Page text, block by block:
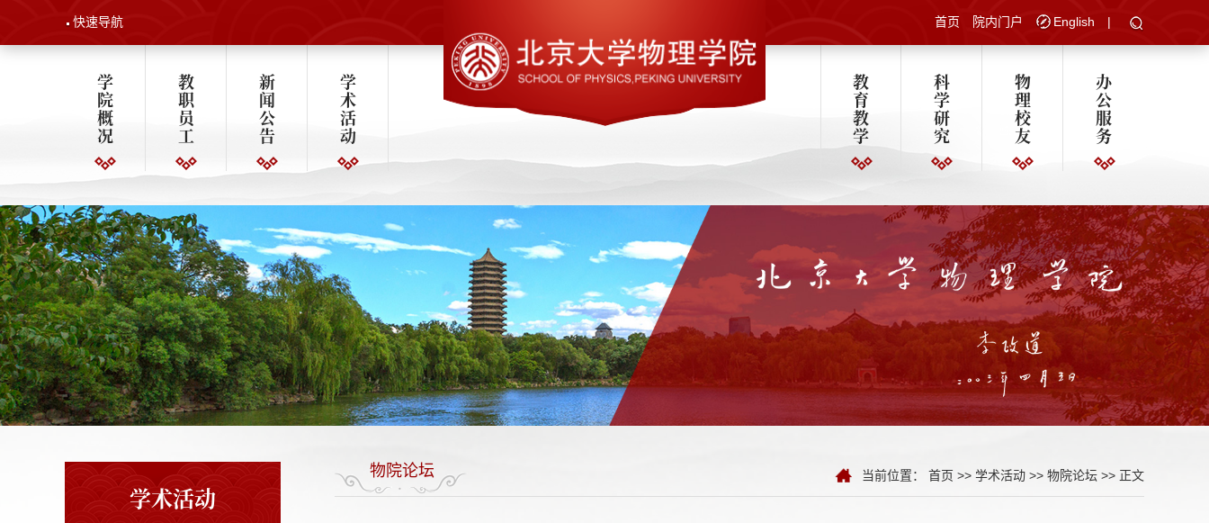
快速导航 首页 院内门户 English |
学
院
概
况
教
职
员
工
新
闻
公
告
学
术
活
动
教
育
教
学
科
学
研
究
物
理
校
友
办
公
服
务
学术活动
物院论坛 当前位置： 首页 >> 学术活动 >> 物院论坛 >> 正文